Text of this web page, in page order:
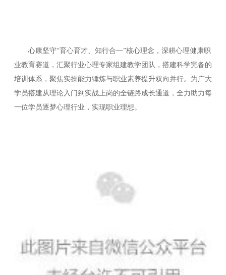
心康坚守“育心育才、知行合一”核心理念，深耕心理健康职
业教育赛道，汇聚行业心理专家组建教学团队，搭建科学完备的
培训体系，聚焦实操能力锤炼与职业素养提升双向并行。为广大
学员搭建从理论入门到实战上岗的全链路成长通道，全力助力每
一位学员逐梦心理行业，实现职业理想。